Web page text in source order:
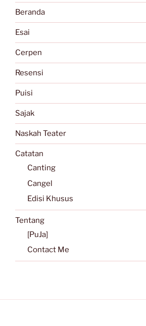
Beranda
Esai
Cerpen
Resensi
Puisi
Sajak
Naskah Teater
Catatan
Canting
Cangel
Edisi Khusus
Tentang
[PuJa]
Contact Me